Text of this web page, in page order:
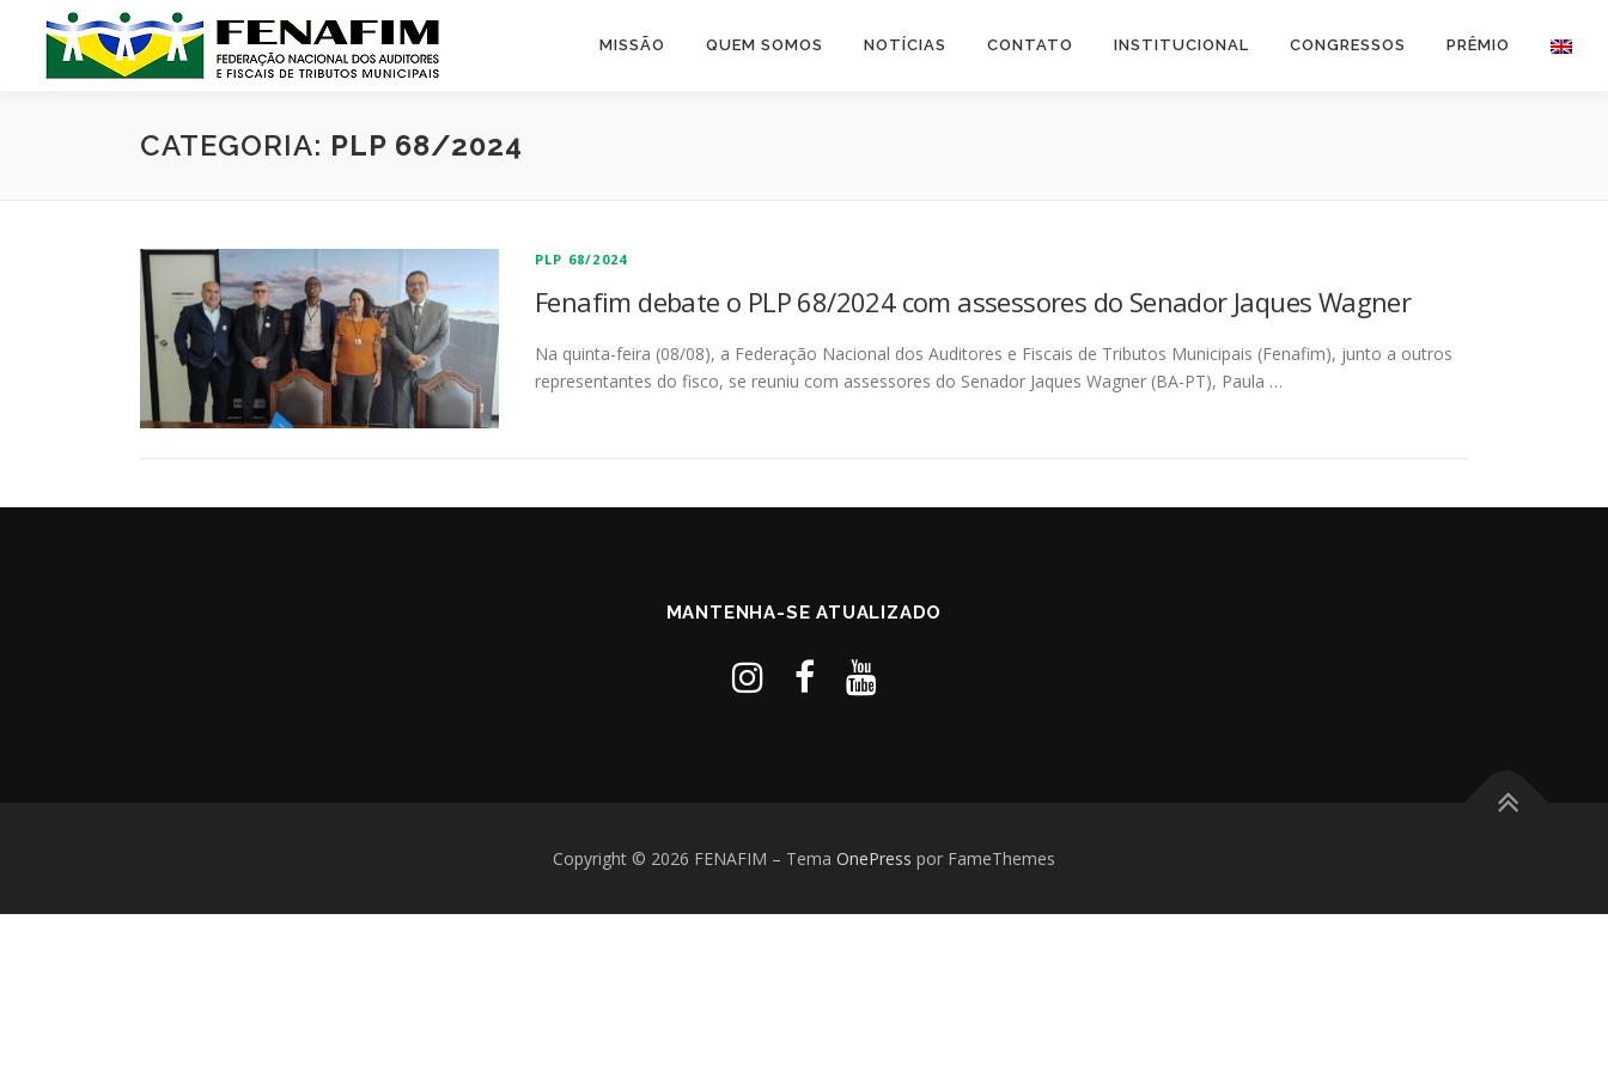
MISSÃO QUEM SOMOS NOTÍCIAS CONTATO INSTITUCIONAL CONGRESSOS PRÊMIO
CATEGORIA: PLP 68/2024
PLP 68/2024
Fenafim debate o PLP 68/2024 com assessores do Senador Jaques Wagner
Na quinta-feira (08/08), a Federação Nacional dos Auditores e Fiscais de Tributos Municipais (Fenafim), junto a outros
representantes do fisco, se reuniu com assessores do Senador Jaques Wagner (BA-PT), Paula …
MANTENHA-SE ATUALIZADO
Copyright © 2026 FENAFIM – Tema OnePress por FameThemes